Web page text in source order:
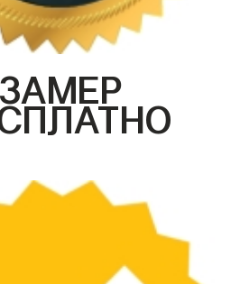
ЗАМЕР